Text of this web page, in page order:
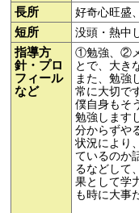
長所 好奇心旺盛
短所 没頭・熱中
指導方
針・プロ
フィール
など
①勉強、②
とで、大き
また、勉強
常に大切で
僕自身もそ
勉強します
分からずや
状況により
ているのか
るなどして
果として学
も時に大事